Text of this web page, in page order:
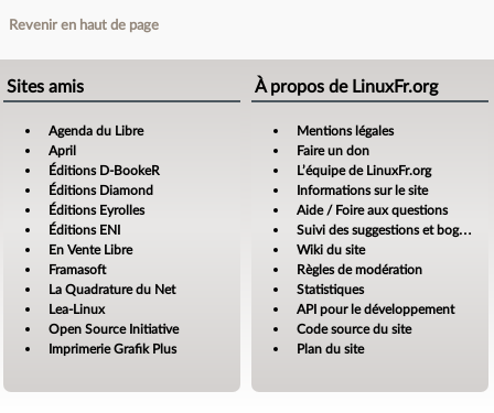
Revenir en haut de page
Sites amis
Agenda du Libre
April
Éditions D-BookeR
Éditions Diamond
Éditions Eyrolles
Éditions ENI
En Vente Libre
Framasoft
La Quadrature du Net
Lea-Linux
Open Source Initiative
Imprimerie Grafik Plus
À propos de LinuxFr.org
Mentions légales
Faire un don
L’équipe de LinuxFr.org
Informations sur le site
Aide / Foire aux questions
Suivi des suggestions et bogues
Wiki du site
Règles de modération
Statistiques
API pour le développement
Code source du site
Plan du site